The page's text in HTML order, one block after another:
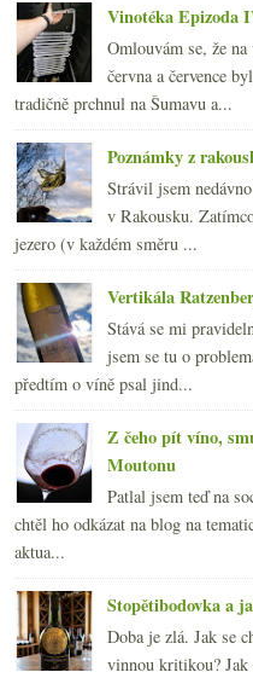
Vinotéka Epizoda
Omlouvám se, že
června a července
tradičně prchnul na Šumavu a...
Poznámky z
Strávil jsem
v Rakousku.
jezero (v každém směru ...
Vertikála
Stává se mi
jsem se tu o
předtím o víně psal jind...
Z čeho pít víno,
Moutonu
Patlal jsem teď na
chtěl ho odkázat na blog na
aktua...
Stopětibodovka a
Doba je zlá. Jak se
vinnou kritikou? Jak